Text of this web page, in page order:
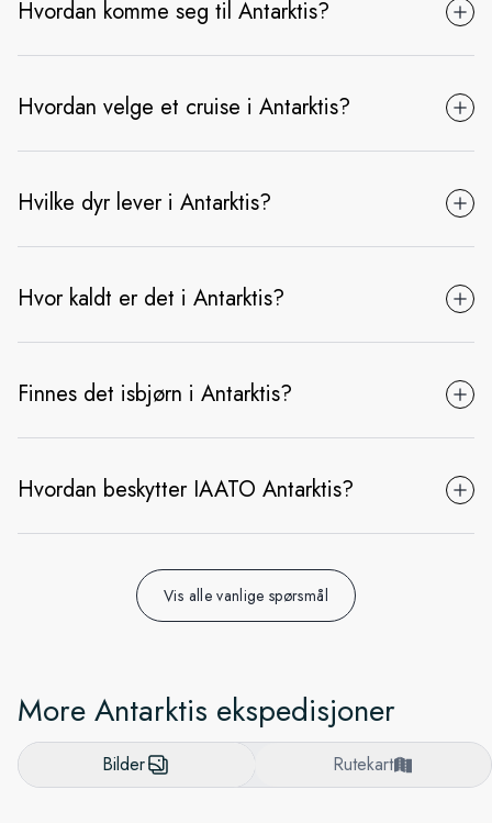
Hvordan komme seg til Antarktis?
Hvordan velge et cruise i Antarktis?
Hvilke dyr lever i Antarktis?
Hvor kaldt er det i Antarktis?
Finnes det isbjørn i Antarktis?
Hvordan beskytter IAATO Antarktis?
Vis alle vanlige spørsmål
More Antarktis ekspedisjoner
Bilder Rutekart